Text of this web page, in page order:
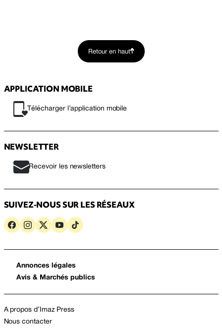
Retour en haut
APPLICATION MOBILE
Télécharger l’application mobile
NEWSLETTER
Recevoir les newsletters
SUIVEZ-NOUS SUR LES RÉSEAUX
Annonces légales
Avis & Marchés publics
A propos d’Imaz Press
Nous contacter